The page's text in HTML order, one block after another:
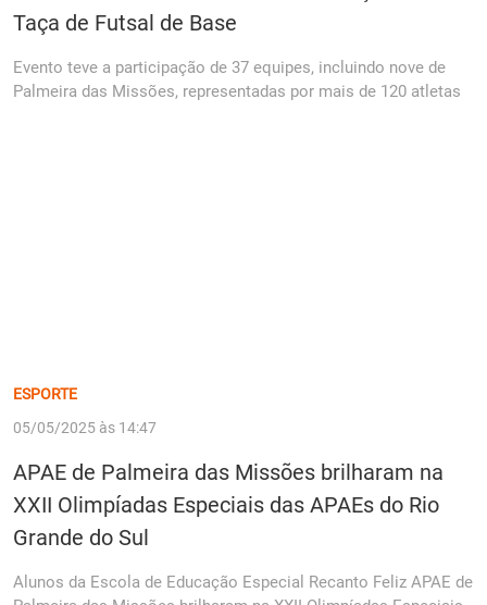
Taça de Futsal de Base
Evento teve a participação de 37 equipes, incluindo nove de
Palmeira das Missões, representadas por mais de 120 atletas
ESPORTE
05/05/2025 às 14:47
APAE de Palmeira das Missões brilharam na
XXII Olimpíadas Especiais das APAEs do Rio
Grande do Sul
Alunos da Escola de Educação Especial Recanto Feliz APAE de